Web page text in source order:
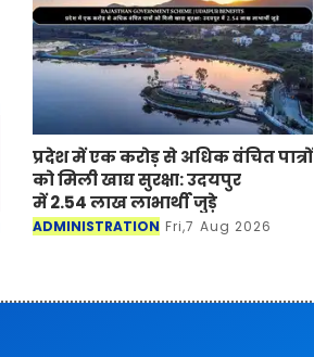
प्रदेश में एक करोड़ से अधिक वंचित पात्रों
को मिली खाद्य सुरक्षा: उदयपुर
में 2.54 लाख लाभार्थी जुड़े
ADMINISTRATION Fri,7 Aug 2026